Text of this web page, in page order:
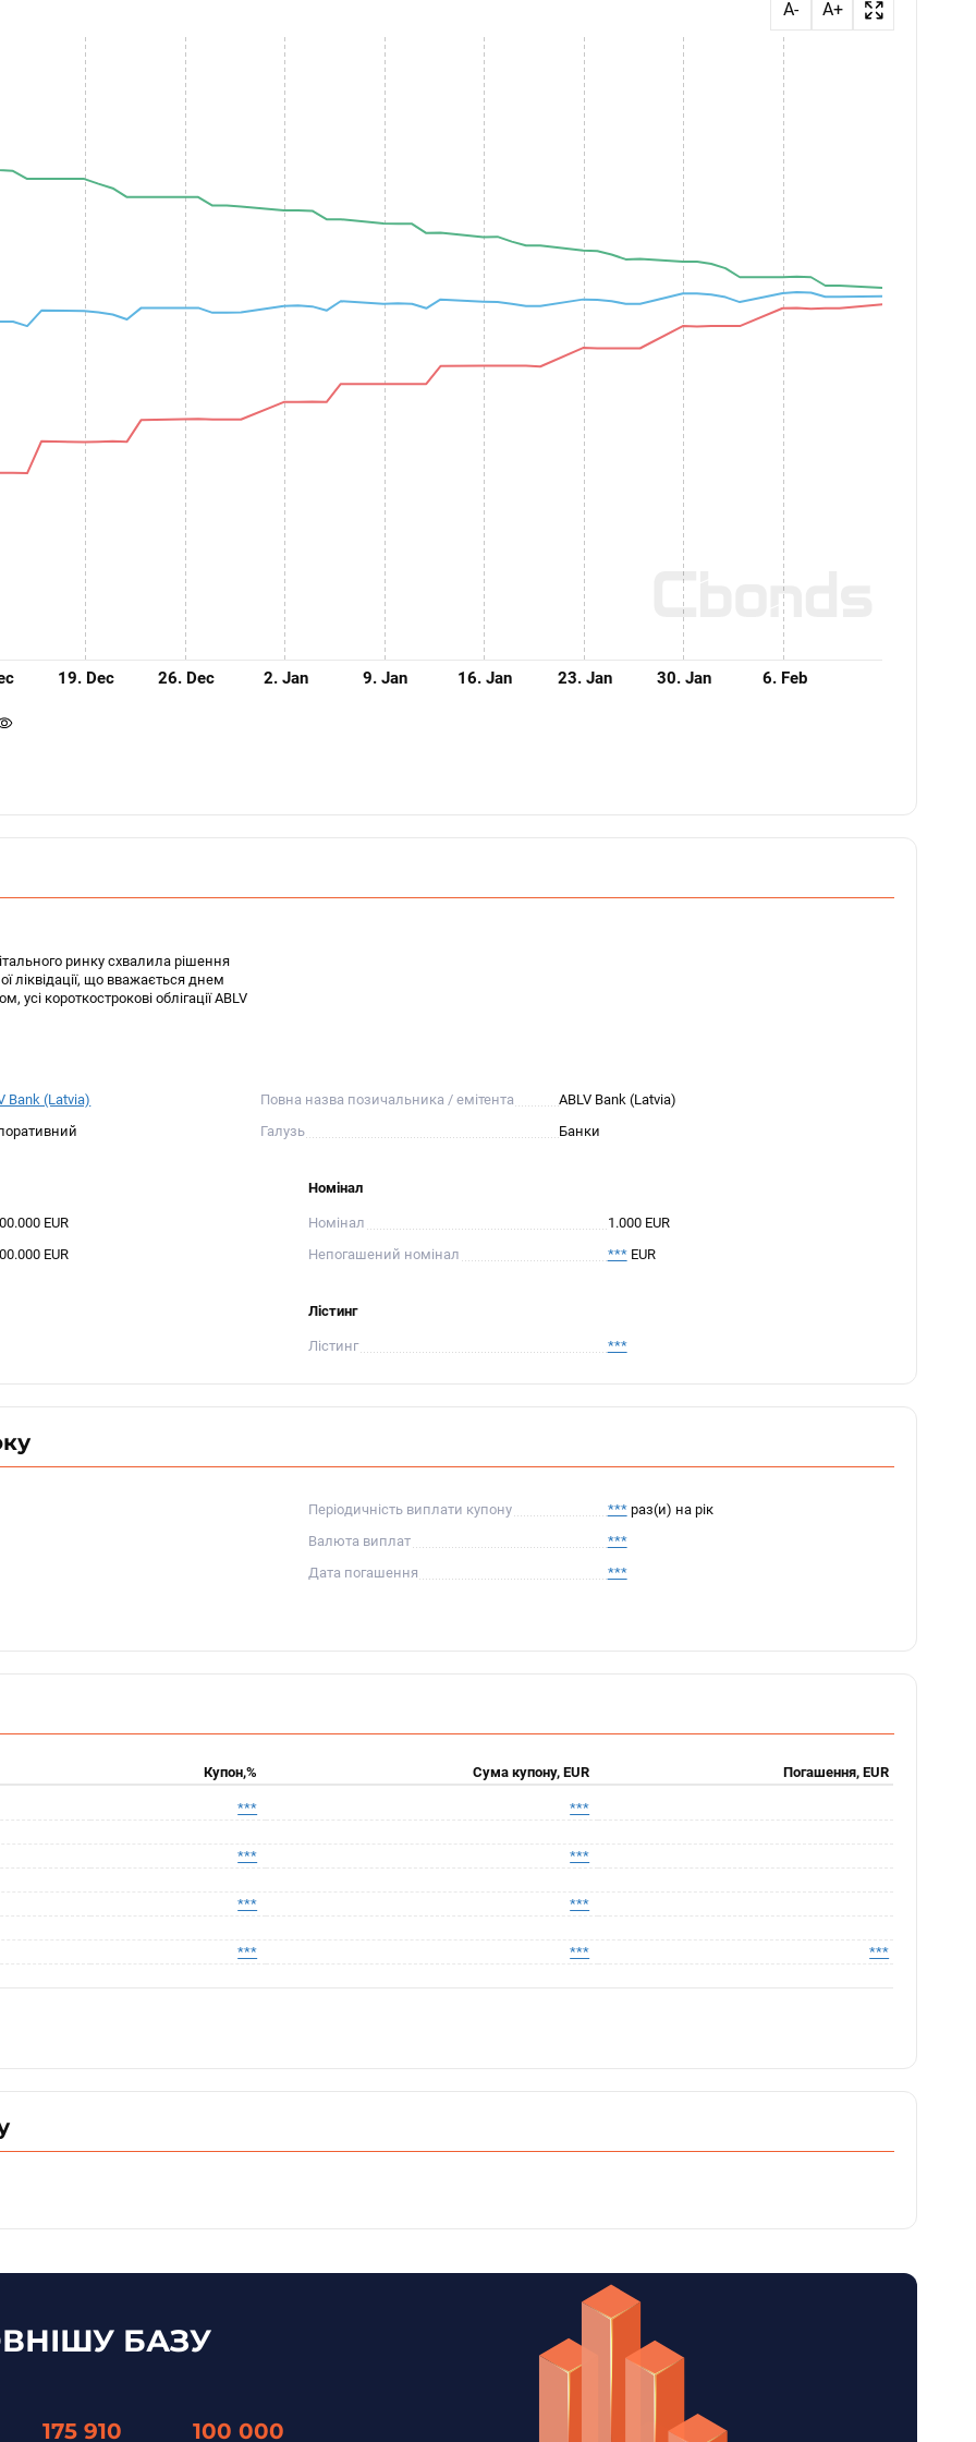
A- A+
19. Dec 26. Dec 2. Jan 9. Jan 16. Jan 23. Jan 30. Jan 6. Feb
ринку схвалила рішення
ліквідації, що вважається днем
усі короткострокові облігації ABLV
Bank (Latvia) Повна назва позичальника / емітента
ABLV Bank (Latvia)
Галузь Банки
EUR
EUR
Номінал
Номінал
1.000 EUR
Непогашений номінал
***EUR
Лістинг
Лістинг ***
Періодичність виплати купону *** раз(и) на рік
Валюта виплат
***
Дата погашення
***
Купон,% Сума купону, EUR Погашення, EUR
*** ***
*** ***
*** ***
*** *** ***
БАЗУ
175 910 100 000